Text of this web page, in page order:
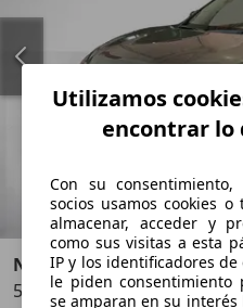
Anterior
Nissan X-Trail
5P DIG-T 120 kW (160 CV)
Utilizamos
encontrar lo
Con su
socios usamos cookies
almacenar, acceder y
como sus visitas a esta
IP y los identificadores de
le piden consentimiento
se amparan en su